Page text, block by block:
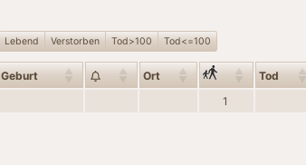
Lebend Verstorben Tod>100 Tod<=100
Geburt Ort Tod
1